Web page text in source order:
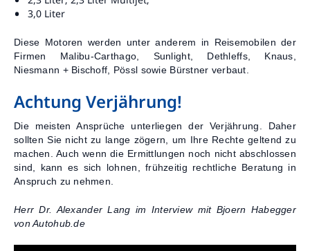
3,0 Liter
Diese Motoren werden unter anderem in Reisemobilen der
Firmen Malibu-Carthago, Sunlight, Dethleffs, Knaus,
Niesmann + Bischoff, Pössl sowie Bürstner verbaut.
Achtung Verjährung!
Die meisten Ansprüche unterliegen der Verjährung. Daher
sollten Sie nicht zu lange zögern, um Ihre Rechte geltend zu
machen. Auch wenn die Ermittlungen noch nicht abschlossen
sind, kann es sich lohnen, frühzeitig rechtliche Beratung in
Anspruch zu nehmen.
Herr Dr. Alexander Lang im Interview mit Bjoern Habegger
von Autohub.de